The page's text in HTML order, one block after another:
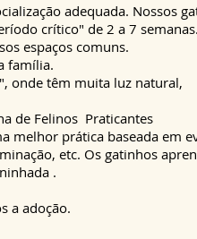
adequada. Nossos
crítico" de 2 a 7
espaços comuns.
família.
onde têm muita luz natural,
de Felinos Praticantes
melhor prática baseada em
etc. Os gatinhos
.
a adoção.